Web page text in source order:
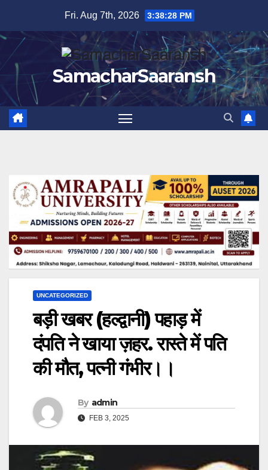
content
Fri. Aug 7th, 2026 3:38:29 PM
SamacharSaaransh
UNCATEGORIZED
बड़ी खबर (हल्द्वानी) पहाड़ में
दंपति ने खाया ज़हर. रास्ते में पति
की मौत, पत्नी गंभीर।।
By admin
FEB 3, 2025